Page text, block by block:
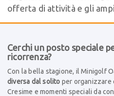
offerta di attività e gli
Cerchi un posto speciale
ricorrenza?
Con la bella stagione, il Minigolf
diversa dal solito per organizzare
Cresime e momenti speciali da